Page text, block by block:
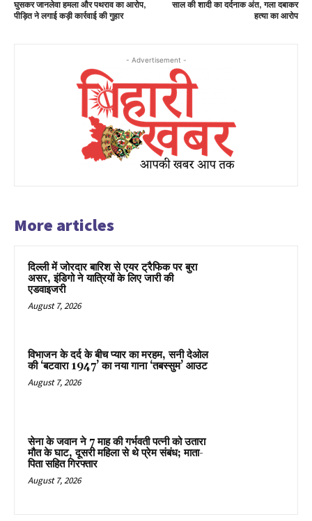
घुसकर जानलेवा हमला और पथराव का आरोप,
पीड़ित ने लगाई कड़ी कार्रवाई की गुहार
साल की शादी का दर्दनाक अंत, गला दबाकर
हत्या का आरोप
- Advertisement -
More articles
दिल्ली में जोरदार बारिश से एयर ट्रैफिक पर बुरा
असर, इंडिगो ने यात्रियों के लिए जारी की
एडवाइजरी
August 7, 2026
विभाजन के दर्द के बीच प्यार का मरहम, सनी देओल
की ‘बटवारा 1947’ का नया गाना ‘तबस्सुम’ आउट
August 7, 2026
सेना के जवान ने 7 माह की गर्भवती पत्नी को उतारा
मौत के घाट, दूसरी महिला से थे प्रेम संबंध; माता-
पिता सहित गिरफ्तार
August 7, 2026